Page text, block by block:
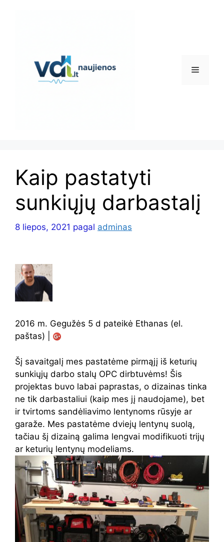
Meniu
Kaip pastatyti
sunkiųjų darbastalį
8 liepos, 2021 pagal adminas
2016 m. Gegužės 5 d pateikė Ethanas (el.
paštas) |
Šį savaitgalį mes pastatėme pirmąjį iš keturių
sunkiųjų darbo stalų OPC dirbtuvėms! Šis
projektas buvo labai paprastas, o dizainas tinka
ne tik darbastaliui (kaip mes jį naudojame), bet
ir tvirtoms sandėliavimo lentynoms rūsyje ar
garaže. Mes pastatėme dviejų lentynų suolą,
tačiau šį dizainą galima lengvai modifikuoti trijų
ar keturių lentynų modeliams.